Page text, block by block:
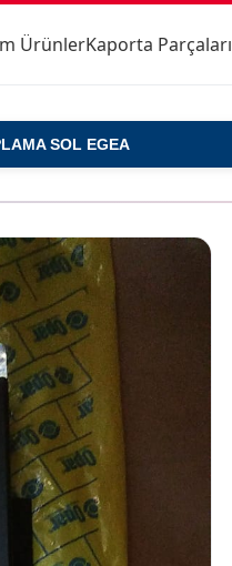
ÜrünlerKaporta Parçaları
SOL EGEA